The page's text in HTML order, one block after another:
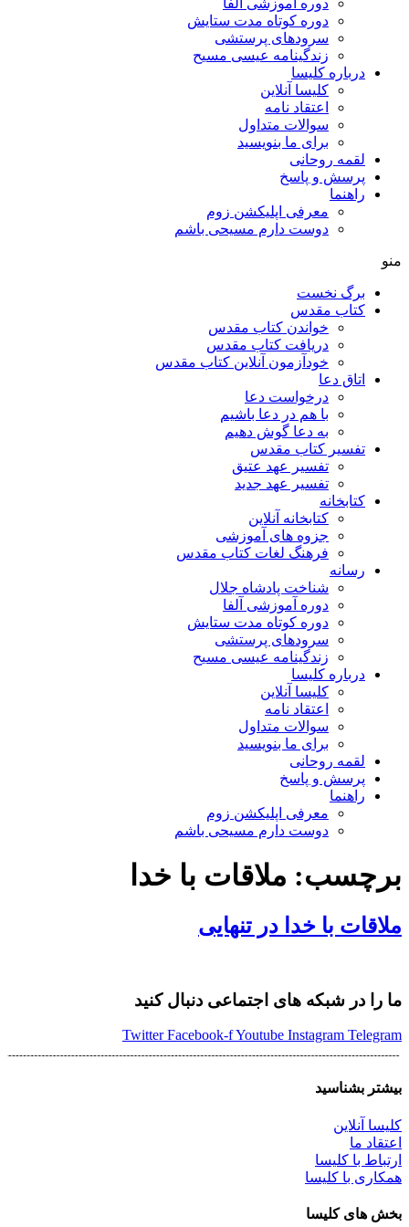
دوره آموزشی آلفا
دوره کوتاه مدت ستایش
سرودهای پرستشی
زندگینامه عیسی مسیح
درباره کلیسا
کلیسا آنلاین
اعتقاد نامه
سوالات متداول
برای ما بنویسید
لقمه روحانی
پرسش و پاسخ
راهنما
معرفی اپلیکشن زوم
دوست دارم مسیحی باشم
منو
برگ نخست
کتاب مقدس
خواندن کتاب مقدس
دریافت کتاب مقدس
خودآزمون آنلاین کتاب مقدس
اتاق دعا
درخواست دعا
با هم در دعا باشیم
به دعا گوش دهیم
تفسیر کتاب مقدس
تفسیر عهد عتیق
تفسیر عهد جدید
کتابخانه
کتابخانه آنلاین
جزوه های آموزشی
فرهنگ لغات کتاب مقدس
رسانه
شناخت پادشاه جلال
دوره آموزشی آلفا
دوره کوتاه مدت ستایش
سرودهای پرستشی
زندگینامه عیسی مسیح
درباره کلیسا
کلیسا آنلاین
اعتقاد نامه
سوالات متداول
برای ما بنویسید
لقمه روحانی
پرسش و پاسخ
راهنما
معرفی اپلیکشن زوم
دوست دارم مسیحی باشم
برچسب: ملاقات با خدا
ملاقات با خدا در تنهايى
ما را در شبکه های اجتماعی دنبال کنید
Twitter Facebook-fYoutube Instagram Telegram
بیشتر بشناسید
کلیسا آنلاین
اعتقاد ما
ارتباط با کلیسا
همکاری با کلیسا
بخش های کلیسا